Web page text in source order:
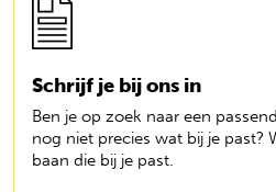
Schrijf je bij ons in
Ben je op zoek naar een
nog niet precies wat bij je past?
baan die bij je past.